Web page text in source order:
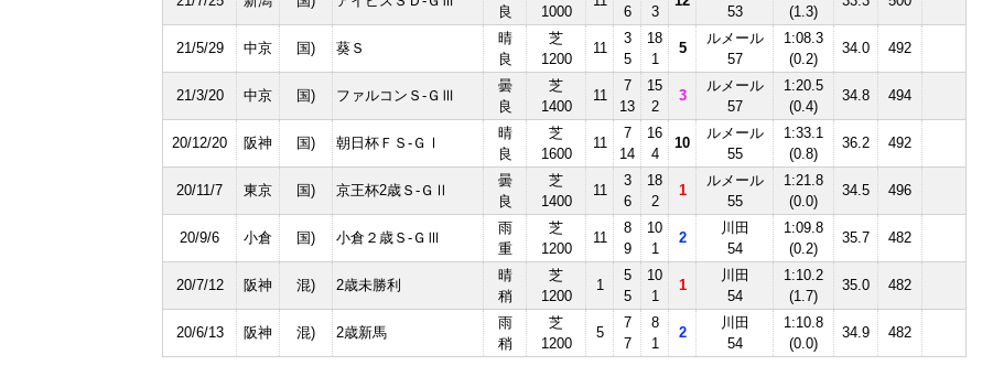
良
1000
6
3
53
(1.3)
21/5/29 中京 国) 葵Ｓ
晴
良
芝
1200
11
3
5
18
1
5
ルメール
57
1:08.3
(0.2)
34.0 492
21/3/20 中京 国) ファルコンＳ-ＧⅢ
曇
良
芝
1400
11
7
13
15
2
3
ルメール
57
1:20.5
(0.4)
34.8 494
20/12/20 阪神 国) 朝日杯ＦＳ-ＧⅠ
晴
良
芝
1600
11
7
14
16
4
10
ルメール
55
1:33.1
(0.8)
36.2 492
20/11/7 東京 国) 京王杯2歳Ｓ-ＧⅡ
曇
良
芝
1400
11
3
6
18
2
1
ルメール
55
1:21.8
(0.0)
34.5 496
20/9/6 小倉 国) 小倉２歳Ｓ-ＧⅢ
雨
重
芝
1200
11
8
9
10
1
2
川田
54
1:09.8
(0.2)
35.7 482
20/7/12 阪神 混) 2歳未勝利
晴
稍
芝
1200
1
5
5
10
1
1
川田
54
1:10.2
(1.7)
35.0 482
20/6/13 阪神 混) 2歳新馬
雨
稍
芝
1200
5
7
7
8
1
2
川田
54
1:10.8
(0.0)
34.9 482